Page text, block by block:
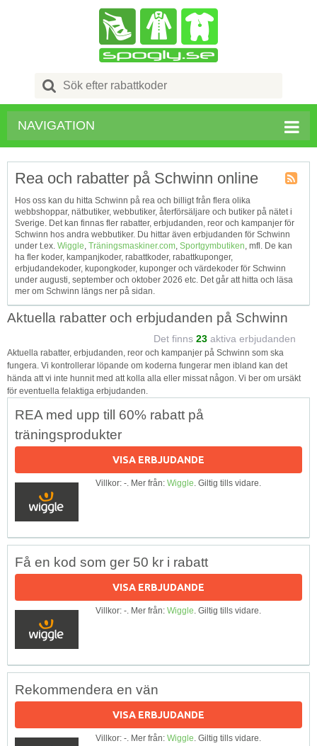
Search
for:
NAVIGATION
Tagg
RSS
Rea och rabatter på Schwinn online
Hos oss kan du hitta Schwinn på rea och billigt från flera olika
webbshoppar, nätbutiker, webbutiker, återförsäljare och butiker på nätet i
Sverige. Det kan finnas fler rabatter, erbjudanden, reor och kampanjer för
Schwinn hos andra webbutiker. Du hittar även erbjudanden för Schwinn
under t.ex. Wiggle, Träningsmaskiner.com, Sportgymbutiken, mfl. De kan
ha fler koder, kampanjkoder, rabattkoder, rabattkuponger,
erbjudandekoder, kupongkoder, kuponger och värdekoder för Schwinn
under augusti, september och oktober 2026 etc. Det går att hitta och läsa
mer om Schwinn längs ner på sidan.
Aktuella rabatter och erbjudanden på Schwinn
Det finns 23 aktiva erbjudanden
Aktuella rabatter, erbjudanden, reor och kampanjer på Schwinn som ska
fungera. Vi kontrollerar löpande om koderna fungerar men ibland kan det
hända att vi inte hunnit med att kolla alla eller missat någon. Vi ber om ursäkt
för eventuella felaktiga erbjudanden.
REA med upp till 60% rabatt på
träningsprodukter
VISA ERBJUDANDE
Villkor: -. Mer från: Wiggle. Giltig tills vidare.
Få en kod som ger 50 kr i rabatt
VISA ERBJUDANDE
Villkor: -. Mer från: Wiggle. Giltig tills vidare.
Rekommendera en vän
VISA ERBJUDANDE
Villkor: -. Mer från: Wiggle. Giltig tills vidare.